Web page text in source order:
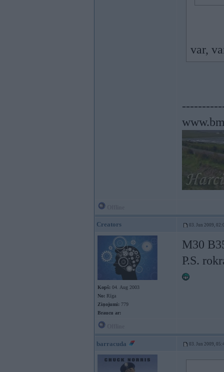
var,
Creators 03. Jun 2009,
Kopš: 04. Aug 2003
No: Rīga
Ziņojumi: 779
Braucu ar:
M30
P.S.
barracuda 03. Jun 2009,